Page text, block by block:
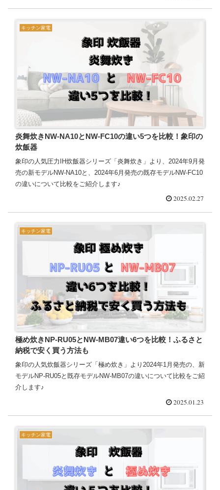
キッチン家電
炎舞炊きNW-NA10とNW-FC10の違い5つを比較！象印の
炊飯器
象印の人気圧力IH炊飯器シリーズ「炎舞炊き」より、2024年9月発
売の新モデルNW-NA10と、2024年6月発売の既存モデルNW-FC10
の違いについて比較をご紹介します♪
2025.02.27
キッチン家電
極め炊きNP-RU05とNW-MB07違い6つを比較！ふるさと
納税で安く買う方法も
象印の人気炊飯器シリーズ「極め炊き」より2024年1月発売の、新
モデルNP-RU05と既存モデルNW-MB07の違いについて比較をご紹
介します♪
2025.01.23
キッチン家電